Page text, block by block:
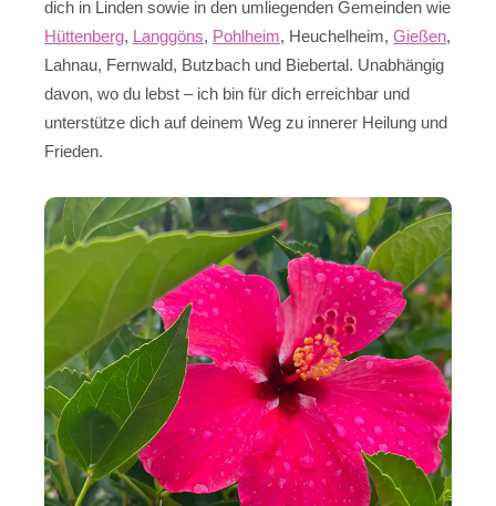
dich in Linden sowie in den umliegenden Gemeinden wie
Hüttenberg, Langgöns, Pohlheim, Heuchelheim, Gießen,
Lahnau, Fernwald, Butzbach und Biebertal. Unabhängig
davon, wo du lebst – ich bin für dich erreichbar und
unterstütze dich auf deinem Weg zu innerer Heilung und
Frieden.